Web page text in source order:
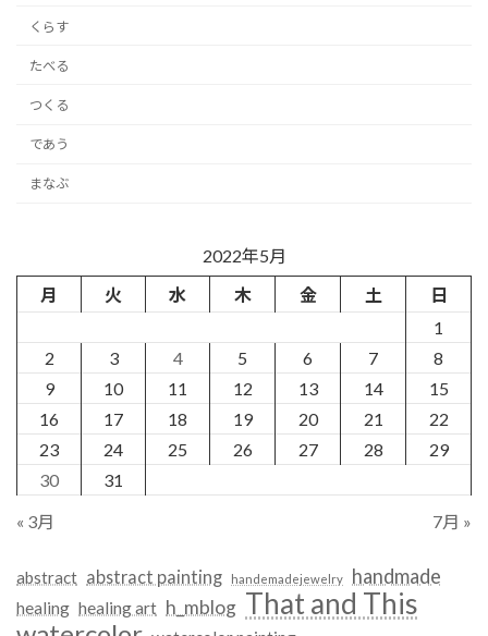
くらす
たべる
つくる
であう
まなぶ
2022年5月
月
火 水 木 金 土
日
1
2
3 4 5 6 7
8
9
10 11 12 13 14
15
16
17 18 19 20 21
22
23
24 25 26 27 28
29
30
31
« 3月 7月 »
abstract abstract painting handemadejewelry handmade
healing healing art h_mblog That and This